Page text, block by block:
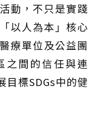
動，不只是實踐
以人為本」核心
療單位及公益團
之間的信任與連
目標SDGs中的健